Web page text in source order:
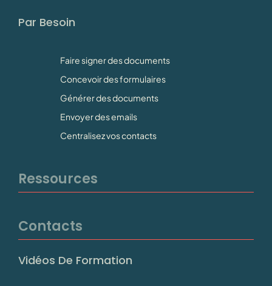
Par Besoin
Faire signer des documents
Concevoir des formulaires
Générer des documents
Envoyer des emails
Centralisez vos contacts
Ressources
Contacts
Vidéos De Formation